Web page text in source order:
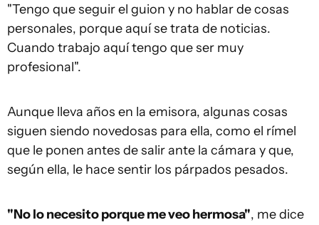
"Tengo que seguir el guion y no hablar de cosas
personales, porque aquí se trata de noticias.
Cuando trabajo aquí tengo que ser muy
profesional".
Aunque lleva años en la emisora, algunas cosas
siguen siendo novedosas para ella, como el rímel
que le ponen antes de salir ante la cámara y que,
según ella, le hace sentir los párpados pesados.
"No lo necesito porque me veo hermosa", me dice